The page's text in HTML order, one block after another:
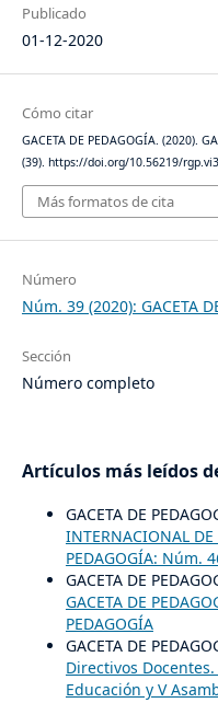
Publicado
01-12-2020
Cómo citar
GACETA DE PEDAGOGÍA. (2020).
(39). https://doi.org/10.56219/
Más formatos de cita
Número
Núm. 39 (2020): GACETA
Sección
Número completo
Artículos más leídos
GACETA DE
INTERNACIONAL DE
PEDAGOGÍA: Núm.
GACETA DE
GACETA DE
PEDAGOGÍA
GACETA DE
Directivos
Educación y V